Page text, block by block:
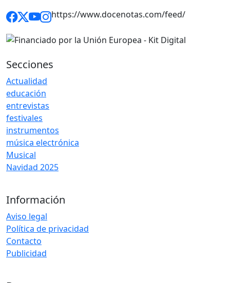
https://www.docenotas.com/feed/
Secciones
Actualidad
educación
entrevistas
festivales
instrumentos
música electrónica
Musical
Navidad 2025
Información
Aviso legal
Política de privacidad
Contacto
Publicidad